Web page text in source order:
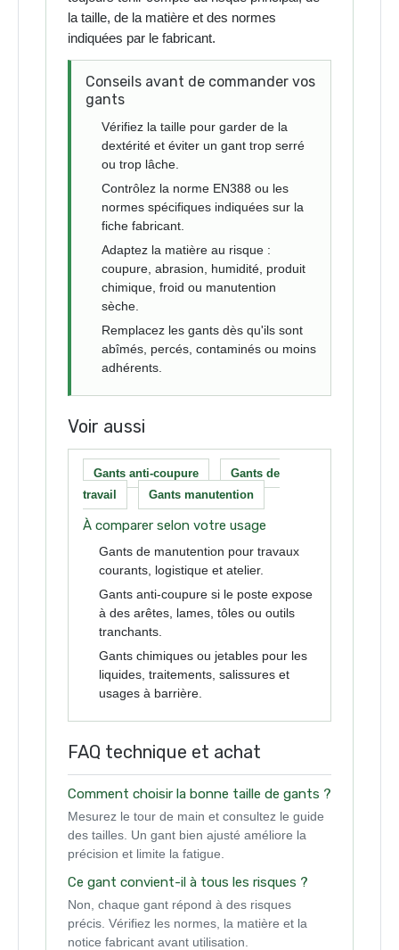
la taille, de la matière et des normes
indiquées par le fabricant.
Conseils avant de commander vos
gants
Vérifiez la taille pour garder de la
dextérité et éviter un gant trop serré
ou trop lâche.
Contrôlez la norme EN388 ou les
normes spécifiques indiquées sur la
fiche fabricant.
Adaptez la matière au risque :
coupure, abrasion, humidité, produit
chimique, froid ou manutention
sèche.
Remplacez les gants dès qu'ils sont
abîmés, percés, contaminés ou moins
adhérents.
Voir aussi
Gants anti-coupure
Gants de
travail
Gants manutention
À comparer selon votre usage
Gants de manutention pour travaux
courants, logistique et atelier.
Gants anti-coupure si le poste expose
à des arêtes, lames, tôles ou outils
tranchants.
Gants chimiques ou jetables pour les
liquides, traitements, salissures et
usages à barrière.
FAQ technique et achat
Comment choisir la bonne taille de gants ?
Mesurez le tour de main et consultez le guide
des tailles. Un gant bien ajusté améliore la
précision et limite la fatigue.
Ce gant convient-il à tous les risques ?
Non, chaque gant répond à des risques
précis. Vérifiez les normes, la matière et la
notice fabricant avant utilisation.